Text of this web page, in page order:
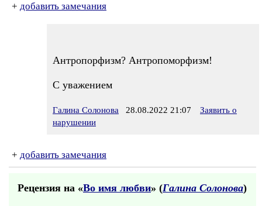
+ добавить замечания
Антропорфизм? Антропоморфизм!
С уважением
Галина Солонова 28.08.2022 21:07
Заявить о
нарушении
+ добавить замечания
Рецензия на «Во имя любви» (Галина Солонова)